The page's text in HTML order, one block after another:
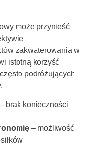
może przynieść
zakwaterowania w
istotną korzyść
podróżujących
– brak konieczności
– możliwość